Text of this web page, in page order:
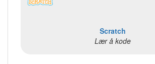
Scratch
Lær å kode